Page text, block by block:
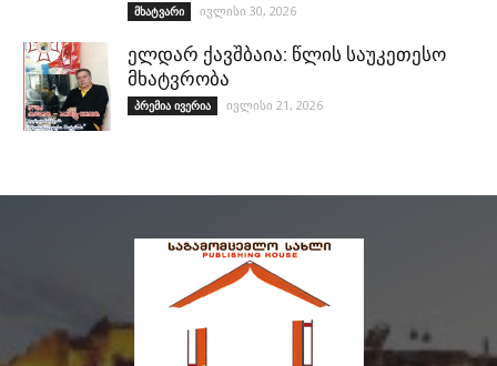
მხატვარი ივლისი 30, 2026
ელდარ ქავშბაია: წლის საუკეთესო
მხატვრობა
პრემია ივერია ივლისი 21, 2026